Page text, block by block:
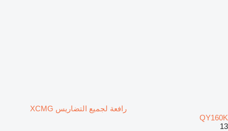
رافعة لجميع التضاريس XCMG
QY160K
13